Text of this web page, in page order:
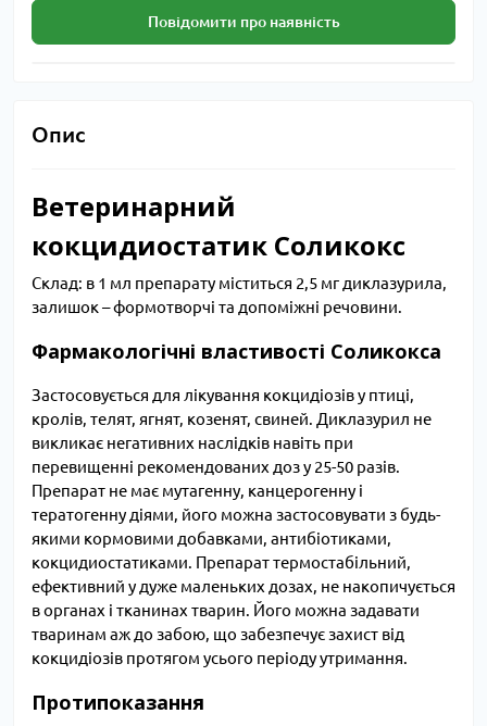
Повідомити про наявність
Опис
Ветеринарний
кокцидиостатик Соликокс
Склад: в 1 мл препарату міститься 2,5 мг диклазурила,
залишок – формотворчі та допоміжні речовини.
Фармакологічні властивості Соликокса
Застосовується для лікування кокцидіозів у птиці,
кролів, телят, ягнят, козенят, свиней. Диклазурил не
викликає негативних наслідків навіть при
перевищенні рекомендованих доз у 25-50 разів.
Препарат не має мутагенну, канцерогенну і
тератогенну діями, його можна застосовувати з будь-
якими кормовими добавками, антибіотиками,
кокцидиостатиками. Препарат термостабільний,
ефективний у дуже маленьких дозах, не накопичується
в органах і тканинах тварин. Його можна задавати
тваринам аж до забою, що забезпечує захист від
кокцидіозів протягом усього періоду утримання.
Протипоказання